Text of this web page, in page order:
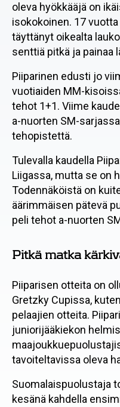
oleva hyökkääjä on
isokokoinen. 17
täyttänyt oikealta
senttiä pitkä ja painaa
Piiparinen edusti jo
vuotiaiden MM-
tehot 1+1. Viime
a-nuorten SM-
tehopistettä.
Tulevalla kaudella
Liigassa, mutta se on
Todennäköistä on
äärimmäisen pätevä
peli tehot a-nuorten
Pitkä matka
Piiparisen otteita on
Gretzky Cupissa,
pelaajien otteita.
juniorijääkiekon
tavoiteltavissa oleva
Suomalaispuolustaja
kesänä kahdella